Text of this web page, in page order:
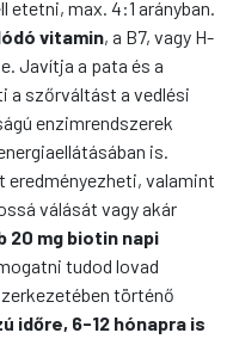
etetni, max. 4:1 arányban.
vitamin, a B7, vagy H-
Javítja a pata és a
a szőrváltást a vedlési
enzimrendszerek
is.
eredményezheti, valamint
válását vagy akár
20 mg biotin napi
tudod lovad
történő
időre, 6-12 hónapra is